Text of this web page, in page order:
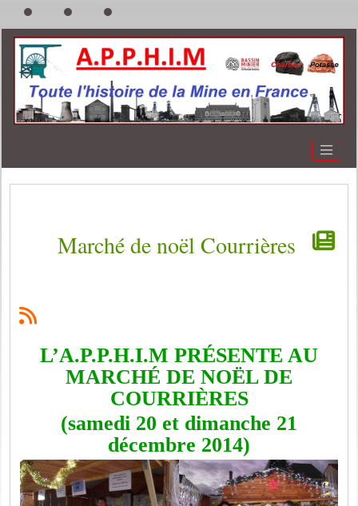
Marché de noël Courrières
L’A.P.P.H.I.M PRÉSENTE AU
MARCHÉ DE NOËL DE
COURRIÈRES
(samedi 20 et dimanche 21
décembre 2014)